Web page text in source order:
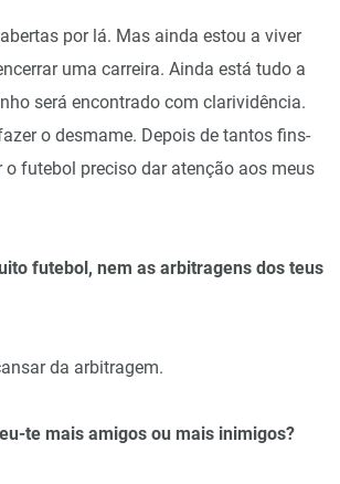
por lá. Mas ainda estou a viver
uma carreira. Ainda está tudo a
será encontrado com clarividência.
o desmame. Depois de tantos fins-
o futebol preciso dar atenção aos meus
futebol, nem as arbitragens dos teus
da arbitragem.
te mais amigos ou mais inimigos?